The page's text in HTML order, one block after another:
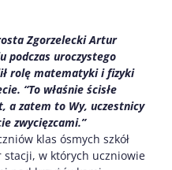
Zgorzelecki Artur
podczas uroczystego
rolę matematyki i fizyki
“To właśnie ścisłe
a zatem to Wy, uczestnicy
zwycięzcami.”
klas ósmych szkół
stacji, w których uczniowie